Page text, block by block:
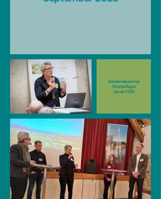
Gemeindeseminar
Fricktal Regio
Januar 2025